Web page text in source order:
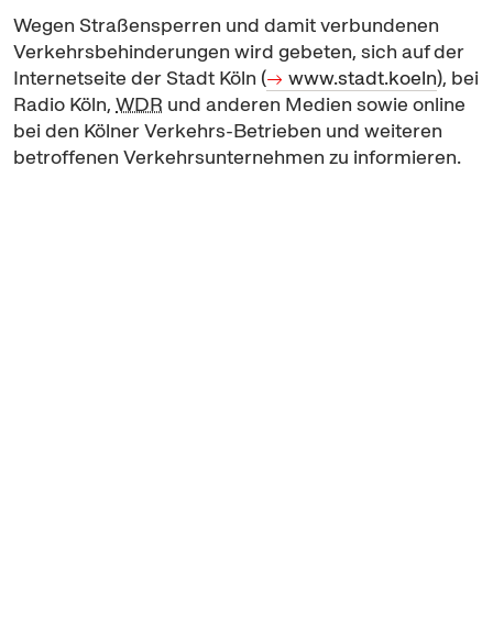
Wegen Straßensperren und damit verbundenen
Verkehrsbehinderungen wird gebeten, sich auf der
Internetseite der Stadt Köln (
www.stadt.koeln), bei
Radio Köln, WDR und anderen Medien sowie online
bei den Kölner Verkehrs-Betrieben und weiteren
betroffenen Verkehrsunternehmen zu informieren.